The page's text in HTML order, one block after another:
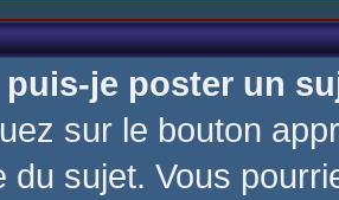
puis-je poster un
sur le bouton
du sujet. Vous